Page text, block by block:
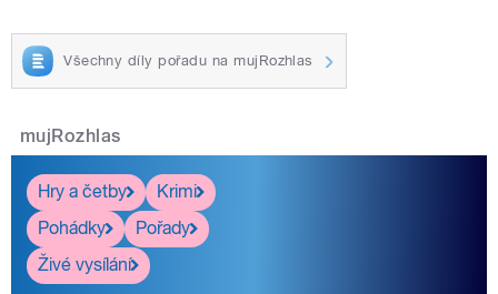
Všechny díly pořadu na mujRozhlas
mujRozhlas
Hry a četby
Krimi
Pohádky
Pořady
Živé vysílání